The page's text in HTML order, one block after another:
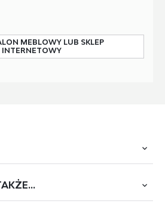
MEBLOWY LUB SKLEP
INTERNETOWY
oświetlenie LED, materiał: MDF